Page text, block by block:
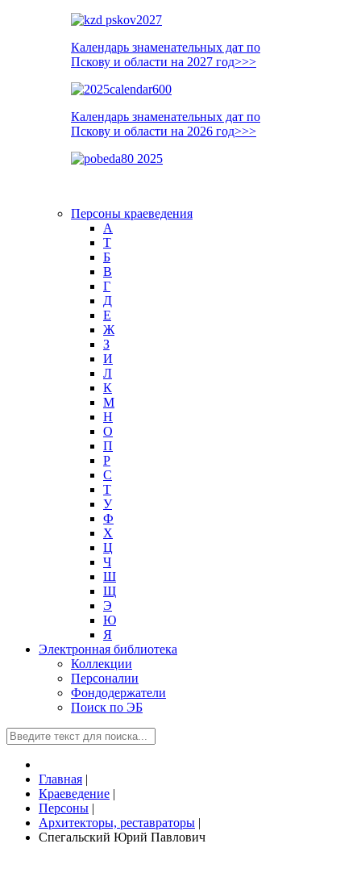
Календарь знаменательных дат по
Пскову и области на 2027 год>>>
Календарь знаменательных дат по
Пскову и области на 2026 год>>>
Персоны краеведения
А
T
Б
В
Г
Д
Е
Ж
З
И
Л
К
М
Н
О
П
Р
С
Т
У
Ф
Х
Ц
Ч
Ш
Щ
Э
Ю
Я
Электронная библиотека
Коллекции
Персоналии
Фондодержатели
Поиск по ЭБ
Главная |
Краеведение |
Персоны |
Архитекторы, реставраторы |
Спегальский Юрий Павлович